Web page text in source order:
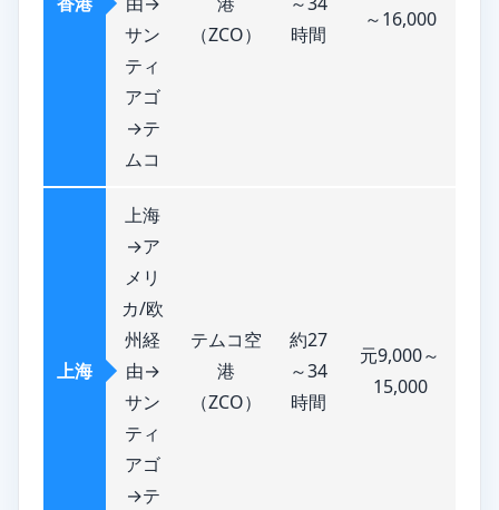
サン
ティ
アゴ
→テ
ムコ
（ZCO）
時間
～16,000
上海
上海
→ア
メリ
カ/欧
州経
由→
サン
ティ
アゴ
→テ
テムコ空
港
（ZCO）
約27
～34
時間
元9,000～
15,000